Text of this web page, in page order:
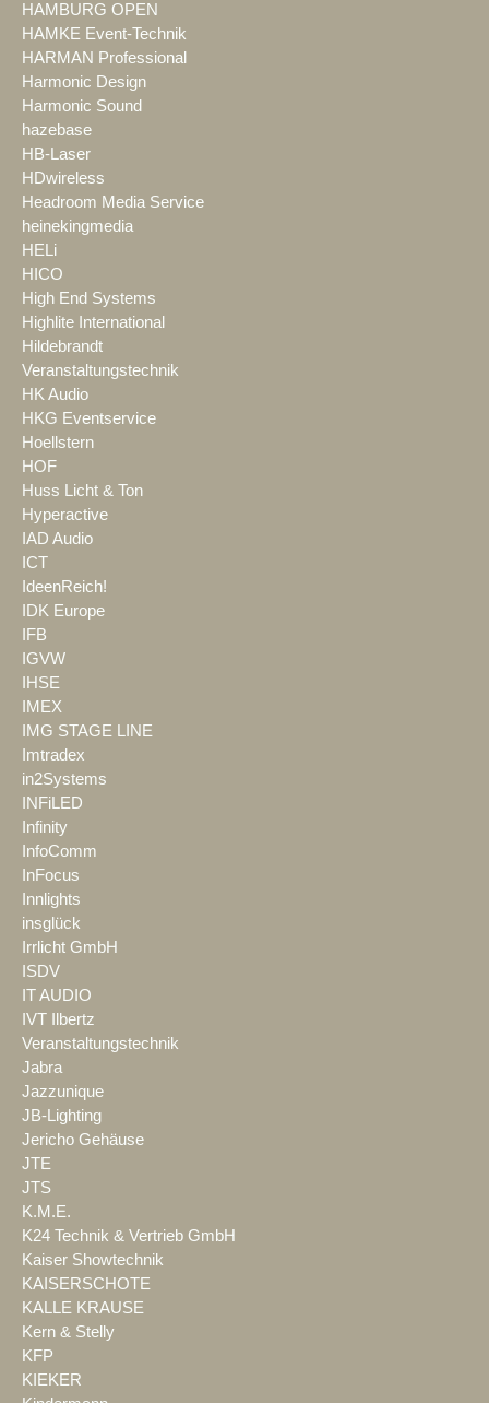
HAMBURG OPEN
HAMKE Event-Technik
HARMAN Professional
Harmonic Design
Harmonic Sound
hazebase
HB-Laser
HDwireless
Headroom Media Service
heinekingmedia
HELi
HICO
High End Systems
Highlite International
Hildebrandt
Veranstaltungstechnik
HK Audio
HKG Eventservice
Hoellstern
HOF
Huss Licht & Ton
Hyperactive
IAD Audio
ICT
IdeenReich!
IDK Europe
IFB
IGVW
IHSE
IMEX
IMG STAGE LINE
Imtradex
in2Systems
INFiLED
Infinity
InfoComm
InFocus
Innlights
insglück
Irrlicht GmbH
ISDV
IT AUDIO
IVT Ilbertz
Veranstaltungstechnik
Jabra
Jazzunique
JB-Lighting
Jericho Gehäuse
JTE
JTS
K.M.E.
K24 Technik & Vertrieb GmbH
Kaiser Showtechnik
KAISERSCHOTE
KALLE KRAUSE
Kern & Stelly
KFP
KIEKER